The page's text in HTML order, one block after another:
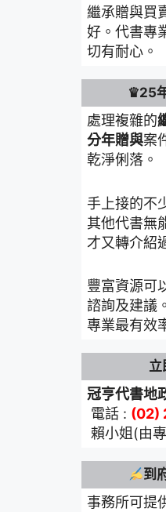
繼承贈與買
好。代書專
切有耐心。
♛25
處理複雜的
分年贈與案
乾淨俐落。
手上接的不
其他代書無
才又轉介紹
豐富資源可
諮詢及建議
專業最有效
立
冠亨代書地
電話 : (02)
賴小姐(由
到
事務所可提